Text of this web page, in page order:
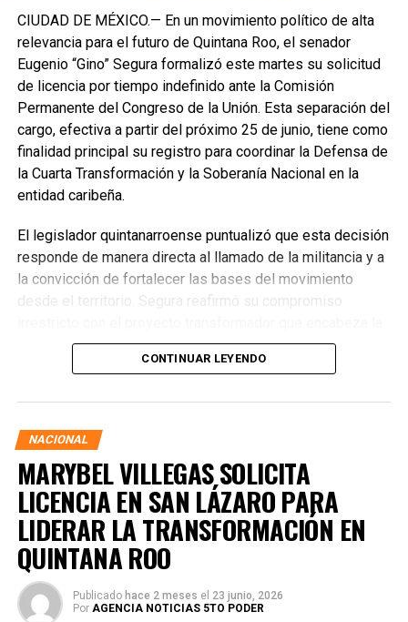
CIUDAD DE MÉXICO.— En un movimiento político de alta
relevancia para el futuro de Quintana Roo, el senador
Eugenio “Gino” Segura formalizó este martes su solicitud
de licencia por tiempo indefinido ante la Comisión
Permanente del Congreso de la Unión. Esta separación del
cargo, efectiva a partir del próximo 25 de junio, tiene como
finalidad principal su registro para coordinar la Defensa de
la Cuarta Transformación y la Soberanía Nacional en la
entidad caribeña.
El legislador quintanarroense puntualizó que esta decisión
responde de manera directa al llamado de la militancia y a
la convicción de fortalecer las bases del movimiento
desde el territorio. Segura reafirmó su compromiso
presidenta de la República, Claudia Sheinbaum Pardo,
asegurando que la consolidación del bienestar social
CONTINUAR LEYENDO
NACIONAL
MARYBEL VILLEGAS SOLICITA
LICENCIA EN SAN LÁZARO PARA
LIDERAR LA TRANSFORMACIÓN EN
QUINTANA ROO
Publicado hace 2 meses el 23 junio, 2026
Por AGENCIA NOTICIAS 5TO PODER